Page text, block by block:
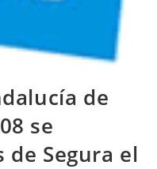
de
se
de Segura el